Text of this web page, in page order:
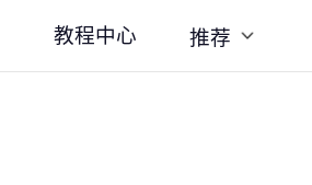
教程中心 推荐